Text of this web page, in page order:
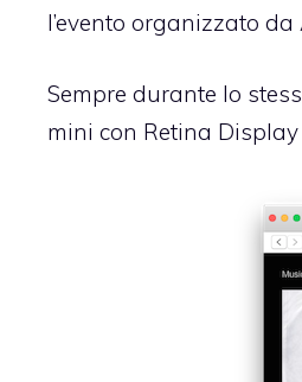
l’evento organizzato
Sempre durante lo
mini con Retina Display